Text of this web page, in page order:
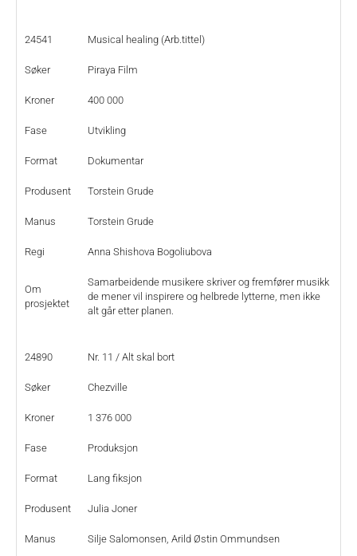
24541 Musical healing (Arb.tittel)
Søker Piraya Film
Kroner 400 000
Fase Utvikling
Format Dokumentar
Produsent Torstein Grude
Manus Torstein Grude
Regi Anna Shishova Bogoliubova
Om
prosjektet
Samarbeidende musikere skriver og fremfører musikk
de mener vil inspirere og helbrede lytterne, men ikke
alt går etter planen.
24890 Nr. 11 / Alt skal bort
Søker Chezville
Kroner 1 376 000
Fase Produksjon
Format Lang fiksjon
Produsent Julia Joner
Manus Silje Salomonsen, Arild Østin Ommundsen